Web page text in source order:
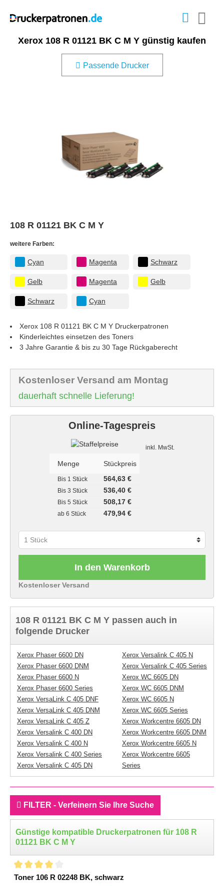
Xerox 108 R 01121 BK C M Y günstig kaufen
Passende Drucker
108 R 01121 BK C M Y
weitere Farben:
Cyan Magenta Schwarz
Gelb Magenta Gelb
Schwarz Cyan
Xerox 108 R 01121 BK C M Y Druckerpatronen
Kinderleichtes einsetzen des Toners
3 Jahre Garantie & bis zu 30 Tage Rückgaberecht
Kostenloser Versand am Montag
dauerhaft schnelle Lieferung!
Online-Tagespreis
Staffelpreise
Menge Stückpreis
Bis 1 Stück 564,63 €
Bis3 Stück 536,40 €
Bis5 Stück 508,17 €
ab6 Stück 479,94 €
inkl. MwSt.
In den Warenkorb
Kostenloser Versand
108 R 01121 BK C M Y passen auch in
folgende Drucker
Xerox Phaser 6600 DN
Xerox Phaser 6600 DNM
Xerox Phaser 6600 N
Xerox Phaser 6600 Series
Xerox VersaLink C 405 DNF
Xerox VersaLink C 405 DNM
Xerox VersaLink C 405 Z
Xerox Versalink C 400 DN
Xerox Versalink C 400 N
Xerox Versalink C 400 Series
Xerox Versalink C 405 DN
Xerox Versalink C 405 N
Xerox Versalink C 405 Series
Xerox WC 6605 DN
Xerox WC 6605 DNM
Xerox WC 6605 N
Xerox WC 6605 Series
Xerox Workcentre 6605 DN
Xerox Workcentre 6605 DNM
Xerox Workcentre 6605 N
Xerox Workcentre 6605
Series
FILTER - Verfeinern Sie Ihre Suche
Günstige kompatible Druckerpatronen für 108 R
01121 BK C M Y
Toner 106 R 02248 BK, schwarz